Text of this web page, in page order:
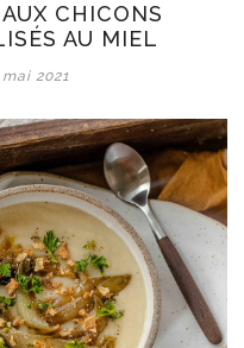
CHICONS
AU MIEL
mai 2021